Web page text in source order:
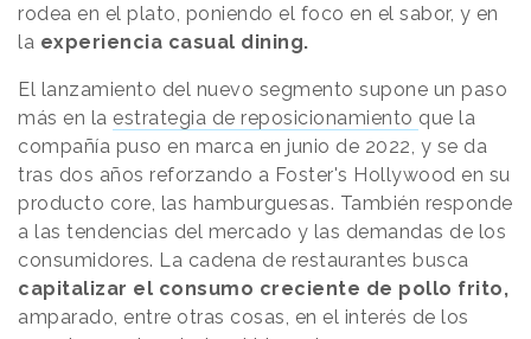
rodea en el plato, poniendo el foco en el sabor, y en
la experiencia casual dining.
El lanzamiento del nuevo segmento supone un paso
más en la estrategia de reposicionamiento que la
compañía puso en marca en junio de 2022, y se da
tras dos años reforzando a Foster's Hollywood en su
producto core, las hamburguesas. También responde
a las tendencias del mercado y las demandas de los
consumidores. La cadena de restaurantes busca
capitalizar el consumo creciente de pollo frito,
amparado, entre otras cosas, en el interés de los